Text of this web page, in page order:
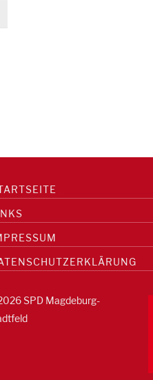
SPD Magdeburg-